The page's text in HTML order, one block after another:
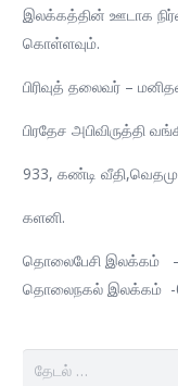
இலக்கத்தின் ஊடாக
கொள்ளவும்.
பிரிவுத் தலைவர் –
பிரதேச அபிவிருத்தி
933, கண்டி
களனி.
தொலைபேசி இலக்கம் –
தொலைநகல் இலக்கம் -
இதற்காகத்